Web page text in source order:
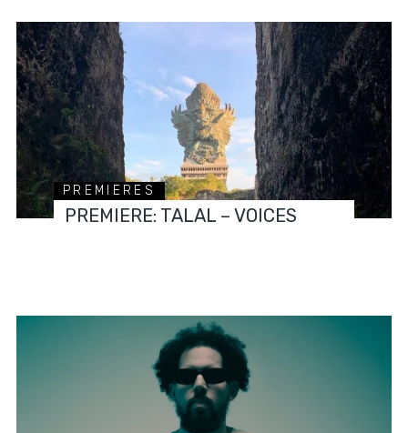
PREMIERES
PREMIERE: TALAL – VOICES